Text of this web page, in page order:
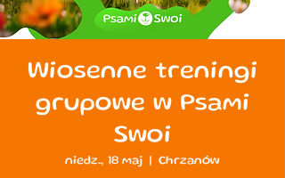
Wiosenne treningi
grupowe w Psami
Swoi
niedz., 18 maj
  |
Chrzanów